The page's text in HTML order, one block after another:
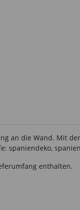
an die Wand. Mit
spaniendeko,
enthalten.